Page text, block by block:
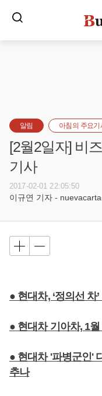
알림 아침의 주요기
[2월2일자] 비
기사
2017-02-01 22:05:50
이규연 기자 -
● 현대차, ‘정의선 차
● 현대차 기아차, 1
● 현대차 '파병군인'
추나